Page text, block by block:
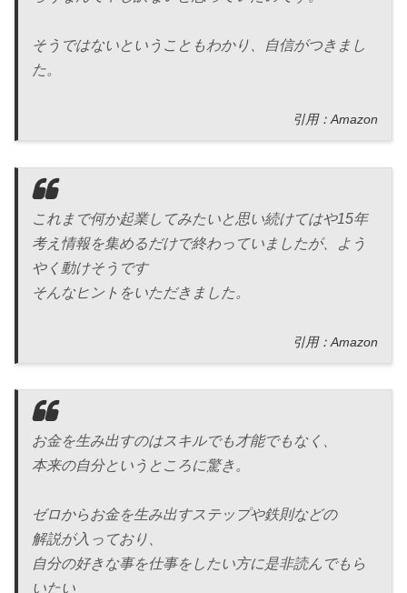
そうではないということもわかり、自信がつきまし
た。
引用：Amazon
これまで何か起業してみたいと思い続けてはや15年
考え情報を集めるだけで終わっていましたが、よう
やく動けそうです
そんなヒントをいただきました。
引用：Amazon
お金を生み出すのはスキルでも才能でもなく、
本来の自分というところに驚き。
ゼロからお金を生み出すステップや鉄則などの
解説が入っており、
自分の好きな事を仕事をしたい方に是非読んでもら
いたい